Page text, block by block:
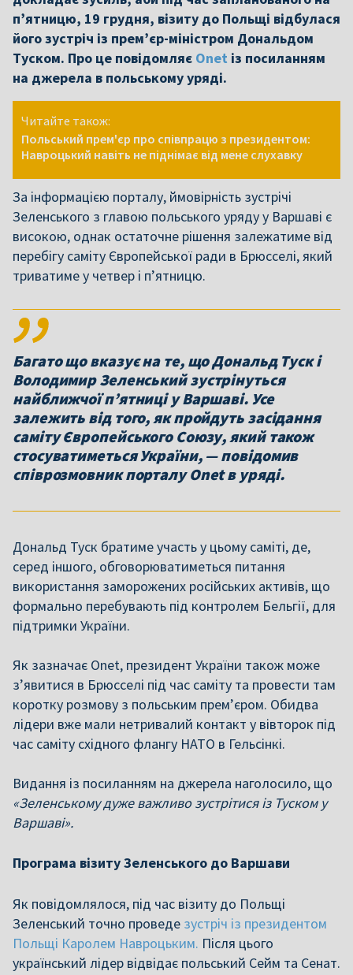
п’ятницю, 19 грудня, візиту до Польщі відбулася
його зустріч із прем’єр-міністром Дональдом
Туском. Про це повідомляє Onet із посиланням
на джерела в польському уряді.
Читайте також:
Польський прем'єр про співпрацю з президентом:
Навроцький навіть не піднімає від мене слухавку
За інформацією порталу, ймовірність зустрічі
Зеленського з главою польського уряду у Варшаві є
високою, однак остаточне рішення залежатиме від
перебігу саміту Європейської ради в Брюсселі, який
триватиме у четвер і п’ятницю.
Багато що вказує на те, що Дональд Туск і
Володимир Зеленський зустрінуться
найближчої п’ятниці у Варшаві. Усе
залежить від того, як пройдуть засідання
саміту Європейського Союзу, який також
стосуватиметься України, — повідомив
співрозмовник порталу Onet в уряді.
Дональд Туск братиме участь у цьому саміті, де,
серед іншого, обговорюватиметься питання
використання заморожених російських активів, що
формально перебувають під контролем Бельгії, для
підтримки України.
Як зазначає Onet, президент України також може
з’явитися в Брюсселі під час саміту та провести там
коротку розмову з польським прем’єром. Обидва
лідери вже мали нетривалий контакт у вівторок під
час саміту східного флангу НАТО в Гельсінкі.
Видання із посиланням на джерела наголосило, що
«Зеленському дуже важливо зустрітися із Туском у
Варшаві».
Програма візиту Зеленського до Варшави
Як повідомлялося, під час візиту до Польщі
Зеленський точно проведе зустріч із президентом
Польщі Каролем Навроцьким. Після цього
український лідер відвідає польський Сейм та Сенат.